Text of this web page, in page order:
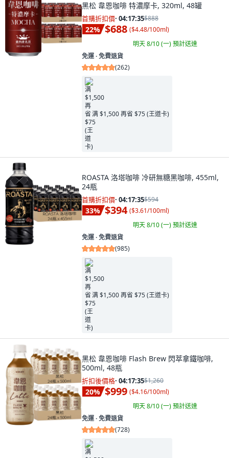
黑松 韋恩咖啡 特濃摩卡, 320ml, 48罐
首購折扣價· 04:17:34$888
22% $688 ($4.48/100ml)
明天 8/10 (一)預計送達
免運 ∙ 免費退貨
(262)
满 $1,500 再省 $75 (王道卡)
ROASTA 洛塔咖啡 冷研無糖黑咖啡, 455ml,
24瓶
首購折扣價· 04:17:34$594
33% $394 ($3.61/100ml)
明天 8/10 (一)預計送達
免運 ∙ 免費退貨
(985)
满 $1,500 再省 $75 (王道卡)
黑松 韋恩咖啡 Flash Brew 閃萃拿鐵咖啡,
500ml, 48瓶
折扣後價格· 04:17:34$1,260
20% $999 ($4.16/100ml)
明天 8/10 (一)預計送達
免運 ∙ 免費退貨
(728)